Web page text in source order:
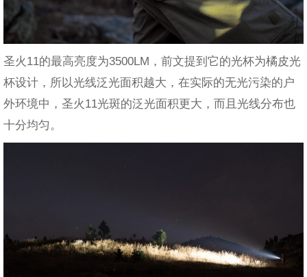
圣火11的最高亮度为3500LM，前文提到它的光杯为橘皮光
杯设计，所以光线泛光面积越大，在实际的无光污染的户
外环境中，圣火11光斑的泛光面积更大，而且光线分布也
十分均匀。